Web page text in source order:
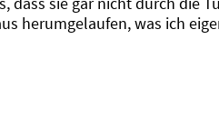
herumgelaufen, was ich